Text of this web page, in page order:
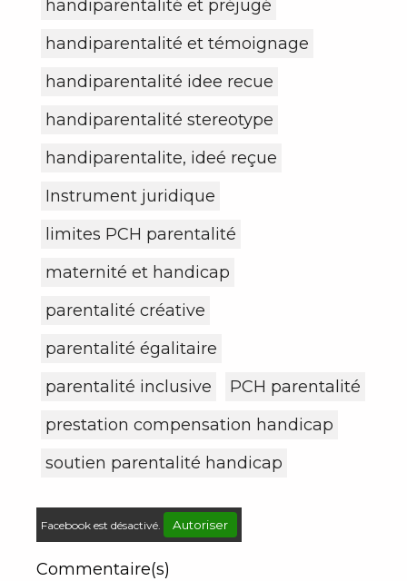
handiparentalité et préjugé
handiparentalité et témoignage
handiparentalité idee recue
handiparentalité stereotype
handiparentalite, ideé reçue
Instrument juridique
limites PCH parentalité
maternité et handicap
parentalité créative
parentalité égalitaire
parentalité inclusive
PCH parentalité
prestation compensation handicap
soutien parentalité handicap
Facebook est désactivé. Autoriser
Commentaire(s)